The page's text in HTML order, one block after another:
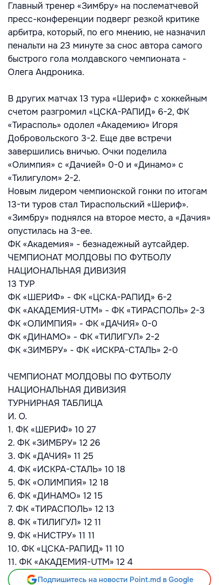
Главный тренер «Зимбру» на послематчевой
пресс-конференции подверг резкой критике
арбитра, который, по его мнению, не назначил
пенальти на 23 минуте за снос автора самого
быстрого гола молдавского чемпионата -
Олега Андроника.
В других матчах 13 тура «Шериф» с хоккейным
счетом разгромил «ЦСКА-РАПИД» 6-2, ФК
«Тирасполь» одолел «Академию» Игоря
Добровольского 3-2. Еще две встречи
завершились вничью. Очки поделила
«Олимпия» с «Дачией» 0-0 и «Динамо» с
«Тилигулом» 2-2.
Новым лидером чемпионской гонки по итогам
13-ти туров стал Тираспольский «Шериф».
«Зимбру» поднялся на второе место, а «Дачия»
опустилась на 3-ее.
ФК «Академия» - безнадежный аутсайдер.
ЧЕМПИОНАТ МОЛДОВЫ ПО ФУТБОЛУ
НАЦИОНАЛЬНАЯ ДИВИЗИЯ
13 ТУР
ФК «ШЕРИФ» - ФК «ЦСКА-РАПИД» 6-2
ФК «АКАДЕМИЯ-UTM» - ФК «ТИРАСПОЛЬ» 2-3
ФК «ОЛИМПИЯ» - ФК «ДАЧИЯ» 0-0
ФК «ДИНАМО» - ФК «ТИЛИГУЛ» 2-2
ФК «ЗИМБРУ» - ФК «ИСКРА-СТАЛЬ» 2-0
ЧЕМПИОНАТ МОЛДОВЫ ПО ФУТБОЛУ
НАЦИОНАЛЬНАЯ ДИВИЗИЯ
ТУРНИРНАЯ ТАБЛИЦА
И. О.
1. ФК «ШЕРИФ» 10 27
2. ФК «ЗИМБРУ» 12 26
3. ФК «ДАЧИЯ» 11 25
4. ФК «ИСКРА-СТАЛЬ» 10 18
5. ФК «ОЛИМПИЯ» 12 18
6. ФК «ДИНАМО» 12 15
7. ФК «ТИРАСПОЛЬ» 12 13
8. ФК «ТИЛИГУЛ» 12 11
9. ФК «НИСТРУ» 11 11
10. ФК «ЦСКА-РАПИД» 11 10
11. ФК «АКАДЕМИЯ-UTM» 12 4
Подпишитесь на новости Point.md в Google